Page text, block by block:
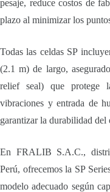
pesaje, reduce costos de
plazo al minimizar los
Todas las celdas SP
(2.1 m) de largo,
relief seal) que protege
vibraciones y entrada de
garantizar la durabilidad del
En FRALIB S.A.C.,
Perú, ofrecemos la SP
modelo adecuado según